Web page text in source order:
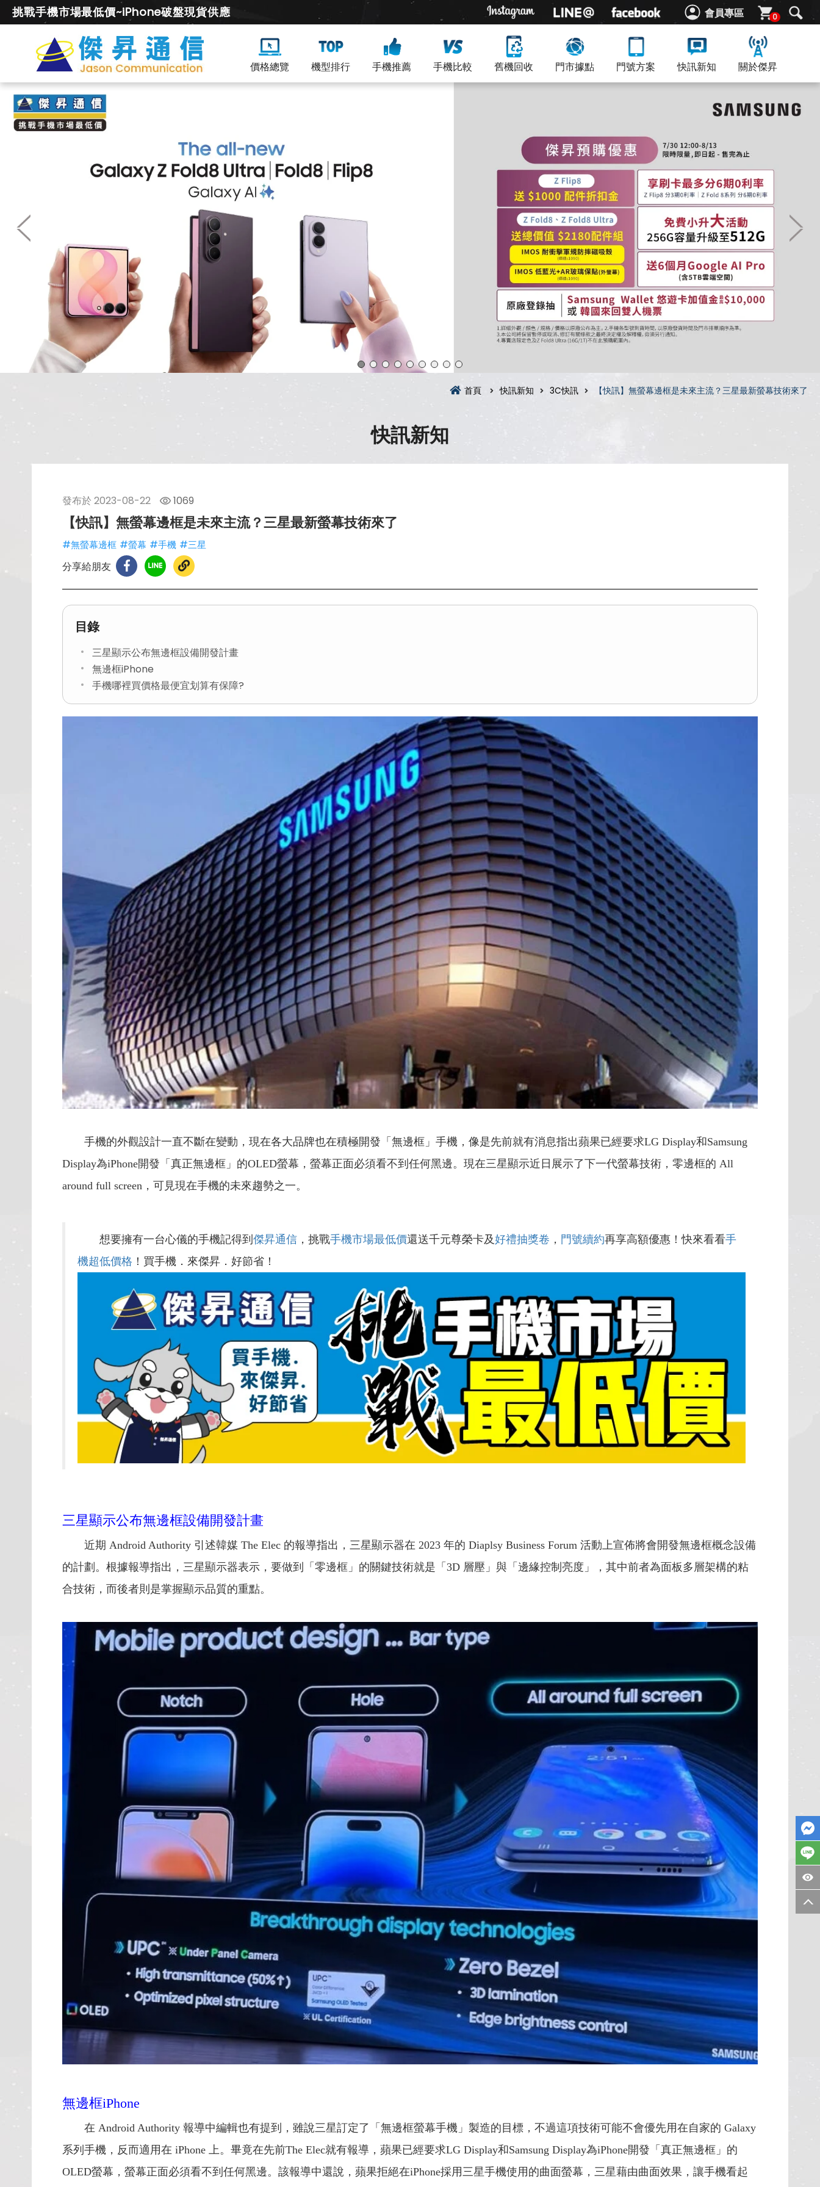
會員專區 0
挑戰手機市場最低價~iPhone破盤現貨供應
價格總覽 機型排行 手機推薦 手機比較 舊機回收 門市據點 門號方案 快訊新知 關於傑昇
首頁 快訊新知 3C快訊 【快訊】無螢幕邊框是未來主流？三星最新螢幕技術來了
快訊新知
發布於 2023-08-22 1069
【快訊】無螢幕邊框是未來主流？三星最新螢幕技術來了
#無螢幕邊框 #螢幕 #手機 #三星
分享給朋友
目錄
三星顯示公布無邊框設備開發計畫
無邊框iPhone
手機哪裡買價格最便宜划算有保障?
手機的外觀設計一直不斷在變動，現在各大品牌也在積極開發「無邊框」手機，像是先前就有消息指出蘋果已經要求LG Display和Samsung
Display為iPhone開發「真正無邊框」的OLED螢幕，螢幕正面必須看不到任何黑邊。現在三星顯示近日展示了下一代螢幕技術，零邊框的 All
around full screen，可見現在手機的未來趨勢之一。
想要擁有一台心儀的手機記得到 傑昇通信 ，挑戰手機市場最低價還送千元尊榮卡及好禮抽獎卷 ， 門號續約再享高額優惠！快來看看手
機超低價格 ！買手機．來傑昇．好節省！
三星顯示公布無邊框設備開發計畫
近期 Android Authority 引述韓媒 The Elec 的報導指出，三星顯示器在 2023 年的 Diaplsy Business Forum 活動上宣佈將會開發無邊框概念設備
的計劃。根據報導指出，三星顯示器表示，要做到「零邊框」的關鍵技術就是「3D 層壓」與「邊緣控制亮度」，其中前者為面板多層架構的粘
合技術，而後者則是掌握顯示品質的重點。
無邊框iPhone
在 Android Authority 報導中編輯也有提到，雖說三星訂定了「無邊框螢幕手機」製造的目標，不過這項技術可能不會優先用在自家的 Galaxy
系列手機，反而適用在 iPhone 上。畢竟在先前The Elec就有報導，蘋果已經要求LG Display和Samsung Display為iPhone開發「真正無邊框」的
OLED螢幕，螢幕正面必須看不到任何黑邊。該報導中還說，蘋果拒絕在iPhone採用三星手機使用的曲面螢幕，三星藉由曲面效果，讓手機看起